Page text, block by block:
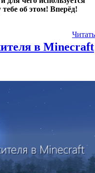
тебе об этом! Вперёд!
Читать
в Minecraft